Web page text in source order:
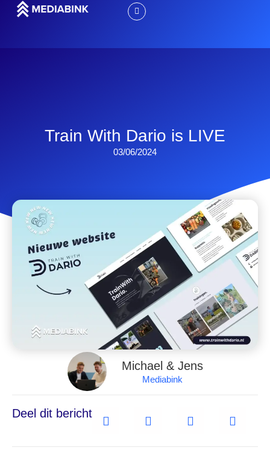
Train With Dario is LIVE
03/06/2024
Michael & Jens
Mediabink
Deel dit bericht